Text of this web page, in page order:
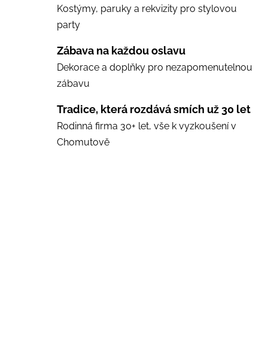
Kostýmy, paruky a rekvizity pro stylovou
party
Zábava na každou oslavu
Dekorace a doplňky pro nezapomenutelnou
zábavu
Tradice, která rozdává smích už 30 let
Rodinná firma 30+ let, vše k vyzkoušení v
Chomutově